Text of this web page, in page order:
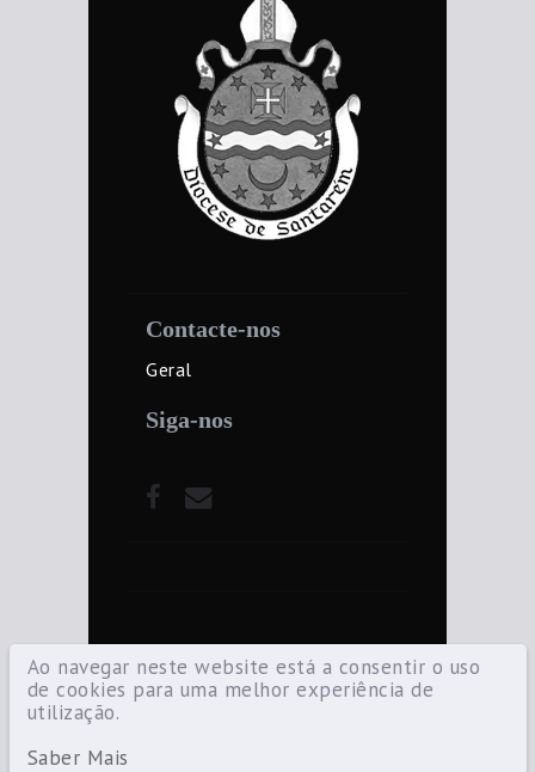
Ao navegar neste website está a consentir o uso
de cookies para uma melhor experiência de
utilização.
Saber Mais
Contacte-nos
Geral
Siga-nos
©2021 Diocese de Santarém — Todos os
direitos reservados.